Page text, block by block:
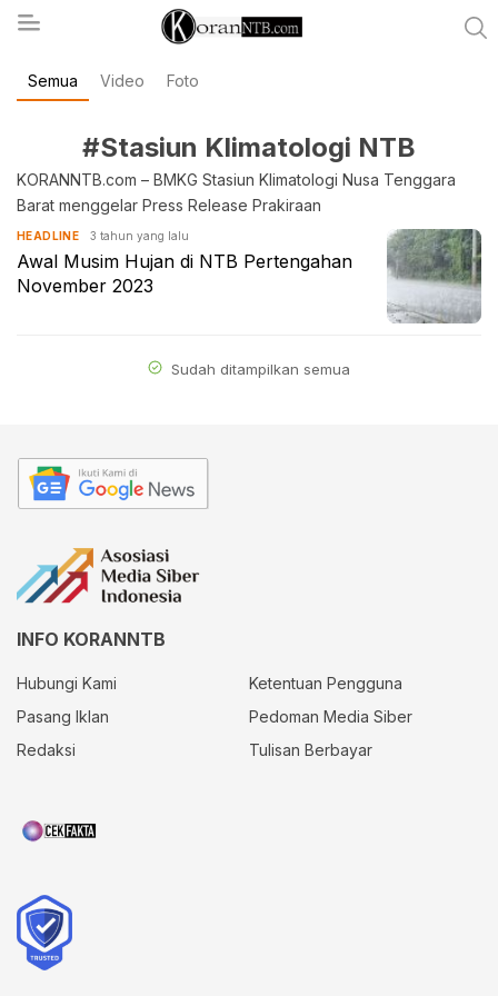
koranntb.com
Semua Video Foto
#Stasiun Klimatologi NTB
KORANNTB.com – BMKG Stasiun Klimatologi Nusa Tenggara
Barat menggelar Press Release Prakiraan
HEADLINE 3 tahun yang lalu
Awal Musim Hujan di NTB Pertengahan
November 2023
Sudah ditampilkan semua
INFO KORANNTB
Hubungi Kami
Ketentuan Pengguna
Pasang Iklan
Pedoman Media Siber
Redaksi
Tulisan Berbayar